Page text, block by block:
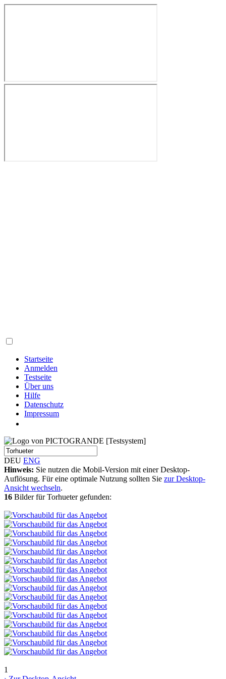
Startseite
Anmelden
Testseite
Über uns
Hilfe
Datenschutz
Impressum
DEU ENG
Hinweis: Sie nutzen die Mobil-Version mit einer Desktop-
Auflösung. Für eine optimale Nutzung sollten Sie zur Desktop-
Ansicht wechseln.
16 Bilder für Torhueter gefunden:
1